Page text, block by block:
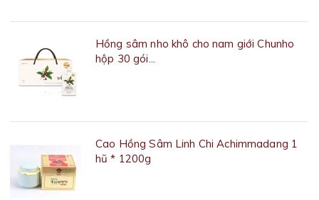
Hồng sâm nho khô cho nam giới Chunho
hộp 30 gói...
Cao Hồng Sâm Linh Chi Achimmadang 1
hũ * 1200g